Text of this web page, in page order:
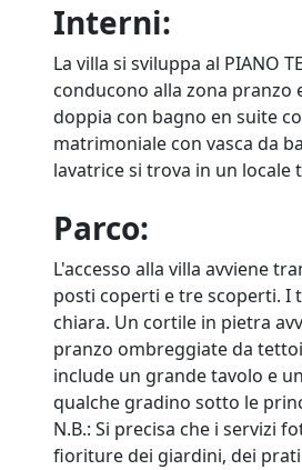
Interni:
La villa si sviluppa al PIANO
conducono alla zona pranzo
doppia con bagno en suite
matrimoniale con vasca da
lavatrice si trova in un locale
Parco:
L'accesso alla villa avviene
posti coperti e tre scoperti. I
chiara. Un cortile in pietra
pranzo ombreggiate da
include un grande tavolo e
qualche gradino sotto le
N.B.: Si precisa che i servizi
fioriture dei giardini, dei